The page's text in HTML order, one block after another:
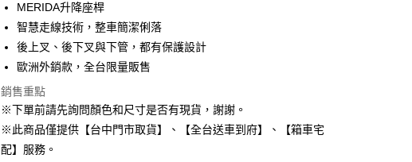
匯豐（台灣）商業銀行
聯邦商業銀行
元大商業銀行
永豐商業銀行
台新國際商業銀行
台灣樂天信用卡公司
臺灣中小企業銀行
匯豐（台灣）商業銀行
聯邦商業銀行
遠東國際商業銀行
元大商業銀行
台新國際商業銀行
台灣樂天信用卡公司
街口支付
悠遊付
Google Pay
ATM付款
運送方式
MERIDA升降座桿
智慧走線技術，整車簡潔俐落
後上叉、後下叉與下管，都有保護設計
歐洲外銷款，全台限量販售
銷售重點
※下單前請先詢問顏色和尺寸是否有現貨，謝謝。
※此商品僅提供【台中門市取貨】、【全台送車到府】、【箱車宅
配】服務。